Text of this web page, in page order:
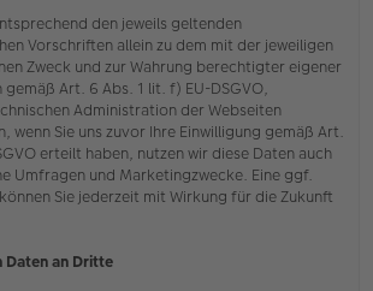
den jeweils geltenden
Vorschriften allein zu dem mit der jeweiligen
Zweck und zur Wahrung berechtigter eigener
Art. 6 Abs. 1 lit. f) EU-DSGVO,
Administration der Webseiten
wenn Sie uns zuvor Ihre Einwilligung gemäß Art.
erteilt haben, nutzen wir diese Daten auch
Umfragen und Marketingzwecke. Eine ggf.
Sie jederzeit mit Wirkung für die Zukunft
an Dritte